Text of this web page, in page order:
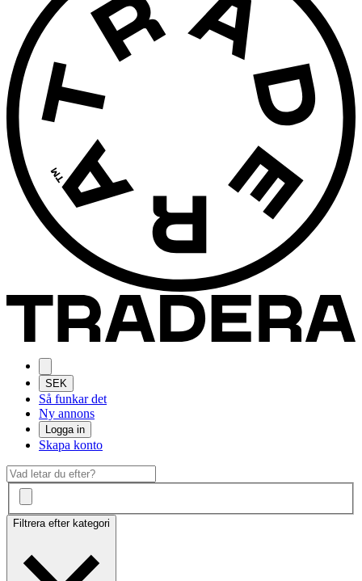
SEK
Så funkar det
Ny annons
Logga in
Skapa konto
Filtrera efter kategori